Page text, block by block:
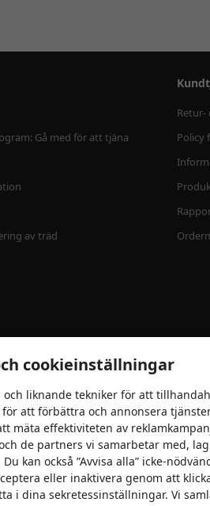
Gå med för att tjäna
av träd
Policy
cookieinställningar
och liknande tekniker för att
att förbättra och annonsera
mäta effektiviteten av
de partners vi samarbetar med,
kan också ”Avvisa alla” icke-
eller inaktivera genom att
i dina sekretessinställningar. Vi